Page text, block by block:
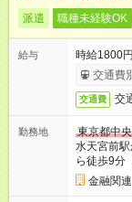
派遣 職種未経験OK
給与
時給1800
交通費
交通費 交
勤務地
東京都中
水天宮前
ら徒歩9分
金融関連